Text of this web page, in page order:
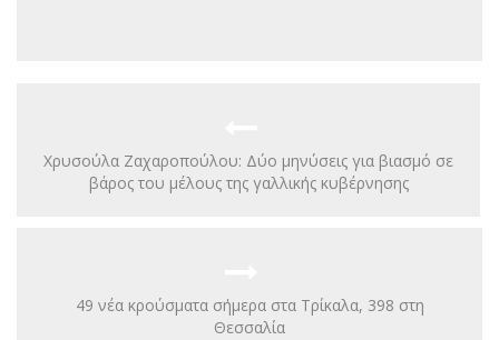
Χρυσούλα Ζαχαροπούλου: Δύο μηνύσεις για βιασμό σε
βάρος του μέλους της γαλλικής κυβέρνησης
49 νέα κρούσματα σήμερα στα Τρίκαλα, 398 στη
Θεσσαλία